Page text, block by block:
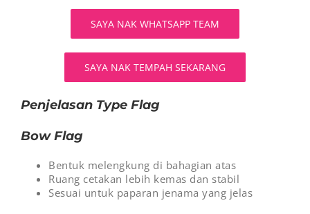
SAYA NAK WHATSAPP TEAM
SAYA NAK TEMPAH SEKARANG
Penjelasan Type Flag
Bow Flag
Bentuk melengkung di bahagian atas
Ruang cetakan lebih kemas dan stabil
Sesuai untuk paparan jenama yang jelas